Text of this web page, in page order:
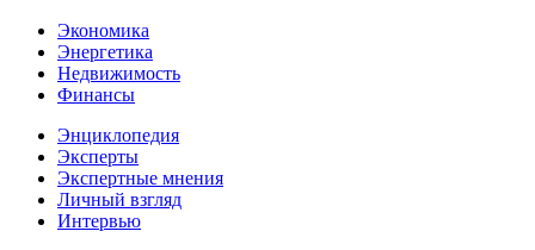
Экономика
Энергетика
Недвижимость
Финансы
Энциклопедия
Эксперты
Экспертные мнения
Личный взгляд
Интервью